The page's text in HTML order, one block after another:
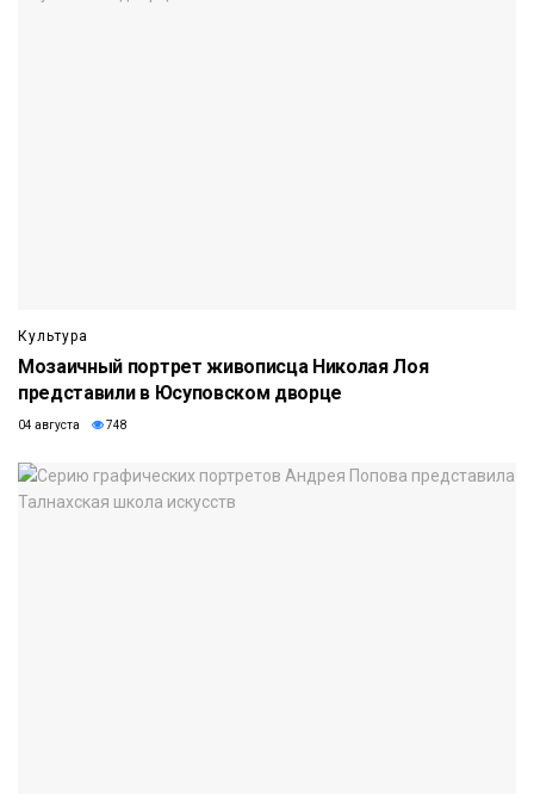
Культура
Мозаичный портрет живописца Николая Лоя
представили в Юсуповском дворце
04 августа 748